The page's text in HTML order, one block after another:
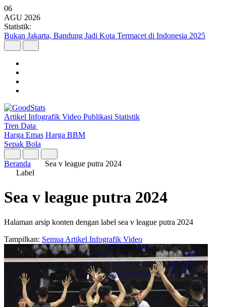
06
AGU 2026
Statistik:
Bukan Jakarta, Bandung Jadi Kota Termacet di Indonesia 2025
Artikel Infografik Video Publikasi Statistik
Tren Data
Harga Emas Harga BBM
Sepak Bola
Beranda
Sea v league putra 2024
Label
Sea v league putra 2024
Halaman arsip konten dengan label sea v league putra 2024
Tampilkan: Semua Artikel Infografik Video